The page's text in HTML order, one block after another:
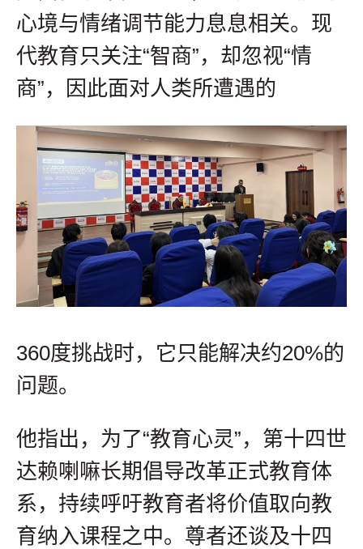
心境与情绪调节能力息息相关。现
代教育只关注“智商”，却忽视“情
商”，因此面对人类所遭遇的
360度挑战时，它只能解决约20%的
问题。
他指出，为了“教育心灵”，第十四世
达赖喇嘛长期倡导改革正式教育体
系，持续呼吁教育者将价值取向教
育纳入课程之中。尊者还谈及十四